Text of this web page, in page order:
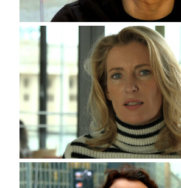
Sigrid Hupach, Politikerin, die